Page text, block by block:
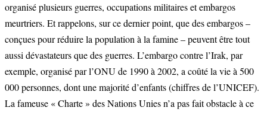
organisé plusieurs guerres, occupations militaires et embargos
meurtriers. Et rappelons, sur ce dernier point, que des embargos –
conçues pour réduire la population à la famine – peuvent être tout
aussi dévastateurs que des guerres. L’embargo contre l’Irak, par
exemple, organisé par l’ONU de 1990 à 2002, a coûté la vie à 500
000 personnes, dont une majorité d’enfants (chiffres de l’UNICEF).
La fameuse « Charte » des Nations Unies n’a pas fait obstacle à ce